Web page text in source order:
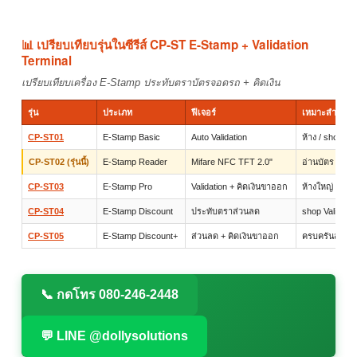
📊 เปรียบเทียบรุ่นในซีรีส์ CP-ST E-Stamp + Validation
Terminal
เปรียบเทียบเครื่อง E-Stamp ประทับตราบัตรจอดรถ + คิดเงิน
รุ่น ประเภท ฟีเจอร์ เหมาะสำหรับ
CP-ST01 E-Stamp Basic Auto Validation ห้าง / shop
CP-ST02 (รุ่นนี้) E-Stamp Reader Mifare NFC TFT 2.0" อ่านบัตร + เก็
CP-ST03 E-Stamp Pro Validation + คิดเงินขาออก ห้างใหญ่ +
CP-ST04 E-Stamp Discount ประทับตราส่วนลด shop
CP-ST05 E-Stamp Discount+ ส่วนลด + คิดเงินขาออก ครบครันสุด
📞 กดโทร 080-246-2448
💬 LINE @dollysolutions